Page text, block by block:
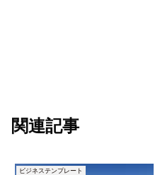
関連記事
ビジネステンプレート